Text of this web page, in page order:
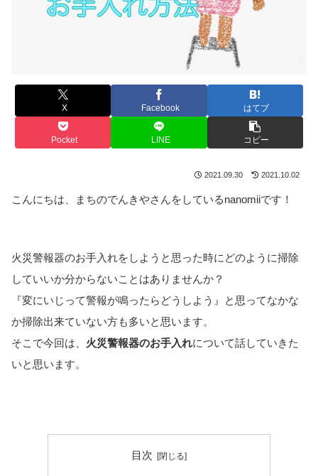
X Facebook はてブ
Pocket LINE コピー
2021.09.30 2021.10.02
こんにちは、まちのでんきやさんをしているnanomiiです！
火災警報器のお手入れをしようと思った時にどのように掃除
していいか分からないことはありませんか？
『変にいじって警報が鳴ったらどうしよう』と思ってなかな
か掃除出来ていない方も多いと思います。
そこで今回は、 火災警報器のお手入れについて話していきた
いと思います。
目次